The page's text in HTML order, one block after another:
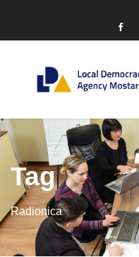
Tag
Radionica